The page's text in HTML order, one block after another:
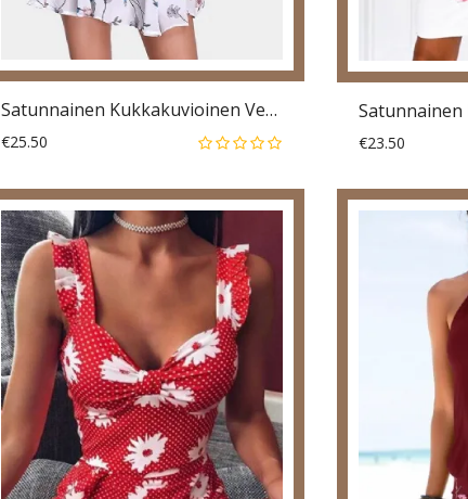
Satunnainen Kukkakuvioinen Vetoketjullinen Nauhallinen Pitkähihainen Minimekko
€25.50 €23.50